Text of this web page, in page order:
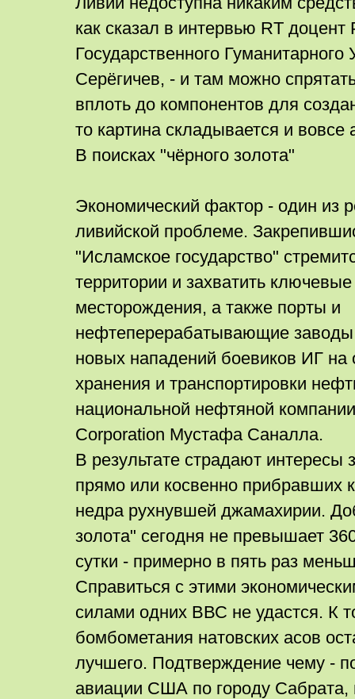
как сказал в интервью RT доцент
Государственного Гуманитарного
Серёгичев, - и там можно
вплоть до компонентов для
то картина складывается и вовсе
В поисках "чёрного золота"
Экономический фактор - один из
ливийской проблеме.
"Исламское государство"
территории и захватить
месторождения, а также порты и
нефтеперерабатывающие
новых нападений боевиков ИГ
хранения и транспортировки
национальной нефтяной
Corporation Мустафа Саналла.
В результате страдают интересы
прямо или косвенно прибравших
недра рухнувшей джамахирии.
золота" сегодня не превышает
сутки - примерно в пять раз
Справиться с этими
силами одних ВВС не удастся. К
бомбометания натовских асов
лучшего. Подтверждение чему -
авиации США по городу Сабрата,